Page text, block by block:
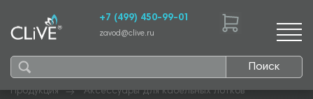
Поиск
+7 (499) 450-99-01
zavod@clive.ru
Продукция
Аксессуары для кабельных лотков